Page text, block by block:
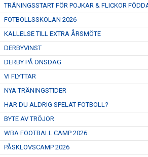
TRÄNINGSSTART FÖR POJKAR & FLICKOR
FOTBOLLSSKOLAN 2026
KALLELSE TILL EXTRA ÅRSMÖTE
DERBYVINST
DERBY PÅ ONSDAG
VI FLYTTAR
NYA TRÄNINGSTIDER
HAR DU ALDRIG SPELAT FOTBOLL?
BYTE AV TRÖJOR
WBA FOOTBALL CAMP 2026
PÅSKLOVSCAMP 2026